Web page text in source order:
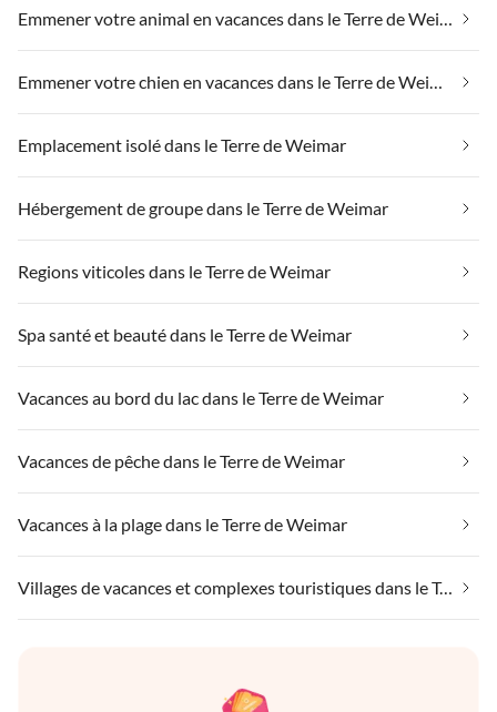
Emmener votre animal en vacances dans le Terre de Weimar
Emmener votre chien en vacances dans le Terre de Weimar
Emplacement isolé dans le Terre de Weimar
Hébergement de groupe dans le Terre de Weimar
Regions viticoles dans le Terre de Weimar
Spa santé et beauté dans le Terre de Weimar
Vacances au bord du lac dans le Terre de Weimar
Vacances de pêche dans le Terre de Weimar
Vacances à la plage dans le Terre de Weimar
Villages de vacances et complexes touristiques dans le Terre de Weimar